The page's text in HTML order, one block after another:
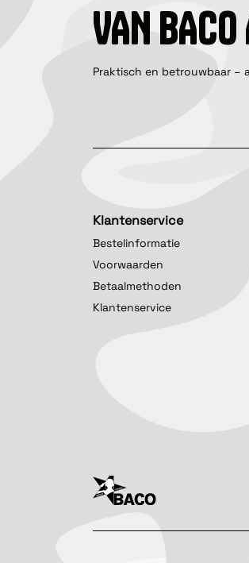
VAN
Praktisch en betrouwbaar –
Klantenservice
Bestelinformatie
Voorwaarden
Betaalmethoden
Klantenservice